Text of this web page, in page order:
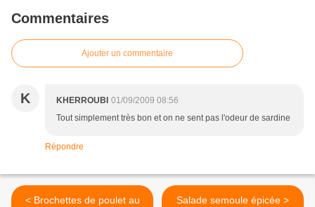
Commentaires
Ajouter un commentaire
K KHERROUBI 01/09/2009 08:56
Tout simplement très bon et on ne sent pas l'odeur de sardine
Répondre
< Brochettes de poulet au
Salade semoule épicée >